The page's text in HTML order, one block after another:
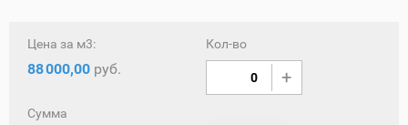
Цена за м3:
88000,00 руб.
Кол-во
Сумма